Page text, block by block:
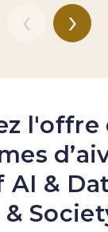
‹ ›
l'offre
AI &
&